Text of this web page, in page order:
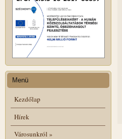
Menü
Kezdőlap
Hírek
Városunkról »